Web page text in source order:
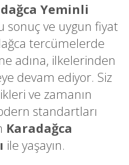
Yeminli
sonuç ve uygun fiyat
tercümelerde
adına, ilkelerinden
devam ediyor. Siz
ve zamanın
standartları
Karadağca
ile yaşayın.